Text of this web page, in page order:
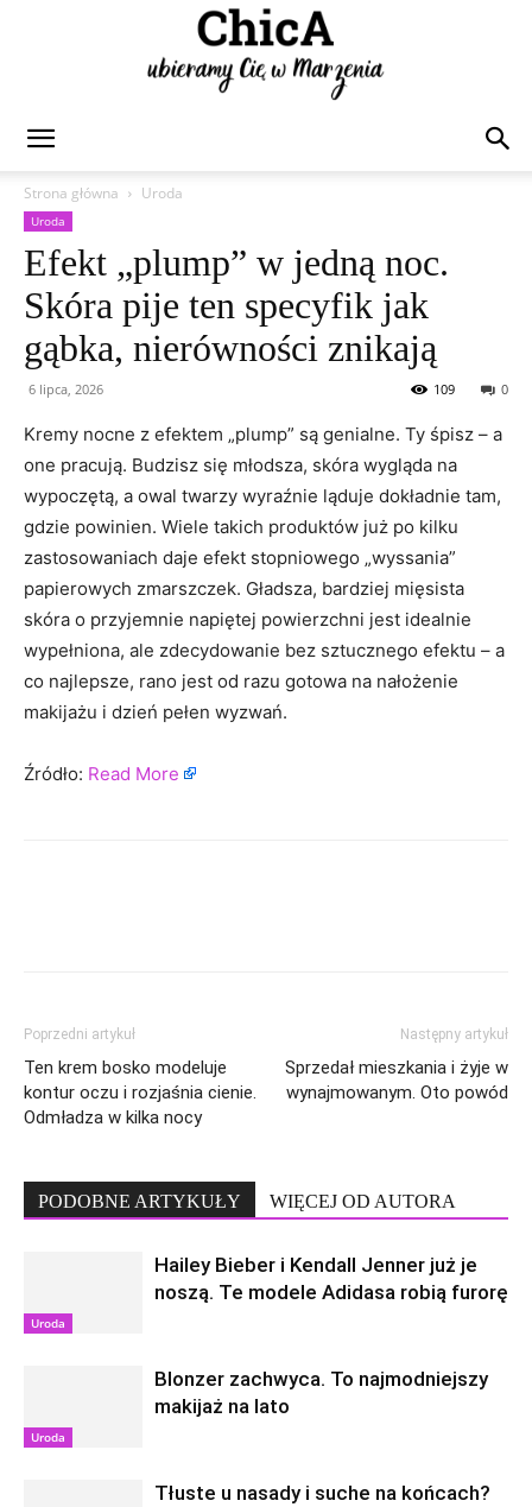
Strona główna
Uroda
Uroda
Efekt „plump” w jedną noc.
Skóra pije ten specyfik jak
gąbka, nierówności znikają
6 lipca, 2026 0
109
Kremy nocne z efektem „plump” są genialne. Ty śpisz – a
one pracują. Budzisz się młodsza, skóra wygląda na
wypoczętą, a owal twarzy wyraźnie ląduje dokładnie tam,
gdzie powinien. Wiele takich produktów już po kilku
zastosowaniach daje efekt stopniowego „wyssania”
papierowych zmarszczek. Gładsza, bardziej mięsista
skóra o przyjemnie napiętej powierzchni jest idealnie
wypełniona, ale zdecydowanie bez sztucznego efektu – a
co najlepsze, rano jest od razu gotowa na nałożenie
makijażu i dzień pełen wyzwań.
Źródło: Read More
Poprzedni artykuł
Ten krem bosko modeluje
kontur oczu i rozjaśnia cienie.
Odmładza w kilka nocy
Następny artykuł
Sprzedał mieszkania i żyje w
wynajmowanym. Oto powód
PODOBNE ARTYKUŁY WIĘCEJ OD AUTORA
Uroda
Hailey Bieber i Kendall Jenner już je
noszą. Te modele Adidasa robią furorę
Uroda
Blonzer zachwyca. To najmodniejszy
makijaż na lato
Tłuste u nasady i suche na końcach?